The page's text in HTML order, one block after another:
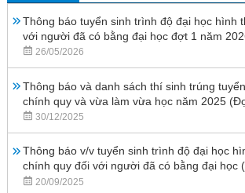
Thông báo tuyển sinh trình độ đại học hình
với người đã có bằng đại học đợt 1 năm
26/05/2026
Thông báo và danh sách thí sinh trúng
chính quy và vừa làm vừa học năm 2025
30/12/2025
Thông báo v/v tuyển sinh trình độ đại học
chính quy đối với người đã có bằng đại học
20/09/2025